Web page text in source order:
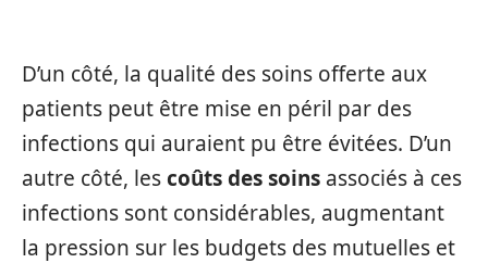
D’un côté, la qualité des soins offerte aux
patients peut être mise en péril par des
infections qui auraient pu être évitées. D’un
autre côté, lescoûts des soins associés à ces
infections sont considérables, augmentant
la pression sur les budgets des mutuelles et